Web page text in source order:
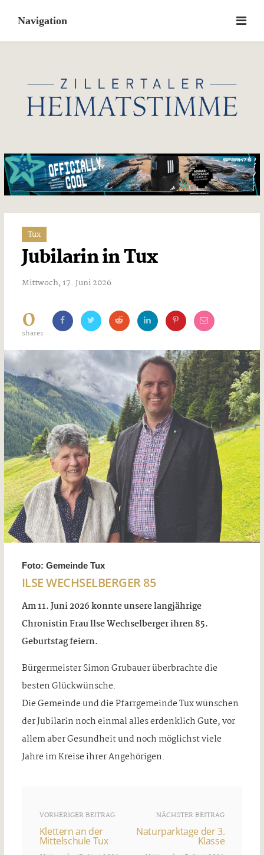
content
Tux
Jubilarin in Tux
Mittwoch, 17. Juni 2026
0
shares
Foto: Gemeinde Tux
ILSE WECHSELBERGER 85
Am 11. Juni 2026 konnte unsere langjährige
Chronistin Frau llse Wechselberger ihren 85.
Geburtstag feiern.
Bürgermeister Simon Grubauer überbrachte die
besten Glückwünsche.
Die Gemeinde und die Pfarrgemeinde Tux wünschen
der Jubilarin noch einmal alles erdenklich Gute, vor
allem aber Gesundheit und noch möglichst viele
Jahre im Kreise ihrer Angehörigen.
VORHERIGER BEITRAG
Klettern an der
Mittelschule Tux
NÄCHSTER BEITRAG
Naturparktage der 3.
Klasse